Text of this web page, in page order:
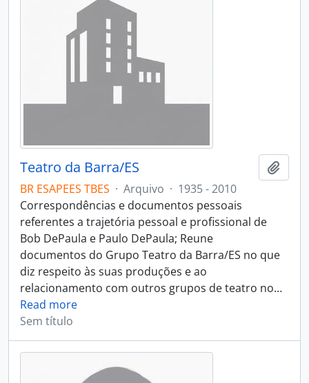
Teatro da Barra/ES
BR ESAPEES TBES · Arquivo · 1935 - 2010
Correspondências e documentos pessoais
referentes a trajetória pessoal e profissional de
Bob DePaula e Paulo DePaula; Reune
documentos do Grupo Teatro da Barra/ES no que
diz respeito às suas produções e ao
relacionamento com outros grupos de teatro no…
Read more
Sem título